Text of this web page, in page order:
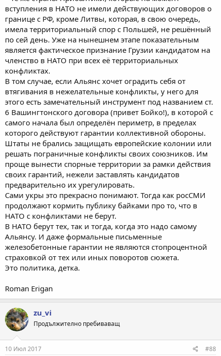
вступления в НАТО не имели действующих договоров о
границе с РФ, кроме Литвы, которая, в свою очередь,
имела территориальный спор с Польшей, не решённый
по сей день. Уже на нынешнем этапе показательным
является фактическое признание Грузии кандидатом на
членство в НАТО при всех её территориальных
конфликтах.
В том случае, если Альянс хочет оградить себя от
втягивания в нежелательные конфликты, у него для
этого есть замечательный инструмент под названием ст.
6 Вашингтонского договора (привет Бойко!), в которой с
самого начала был определён периметр, в пределах
которого действуют гарантии коллективной обороны.
Штаты не брались защищать европейские колонии или
решать пограничные конфликты своих союзников. Им
проще вынести спорные территории за рамки действия
своих гарантий, нежели заставлять кандидатов
предварительно их урегулировать.
Сами укры это прекрасно понимают. Тогда как росСМИ
продолжают кормить публику байками про то, что в
НАТО с конфликтами не берут.
В НАТО берут тех, так и тогда, когда это надо самому
Альянсу. И даже формальные письменные
железобетонные гарантии не являются стопроцентной
страховкой от тех или иных поворотов сюжета.
Это политика, детка.
Roman Erigan
zu_vi
Продължително пребиваващ
10 Июл 2017 #88